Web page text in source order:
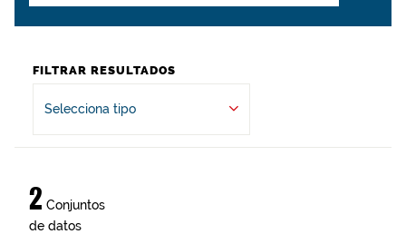
FILTRAR RESULTADOS
Selecciona tipo
2 Conjuntos
de datos